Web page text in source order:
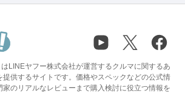
LINEヤフー株式会社が運営するクルマに関するあ
提供するサイトです。価格やスペックなどの公式情
のリアルなレビューまで購入検討に役立つ情報を